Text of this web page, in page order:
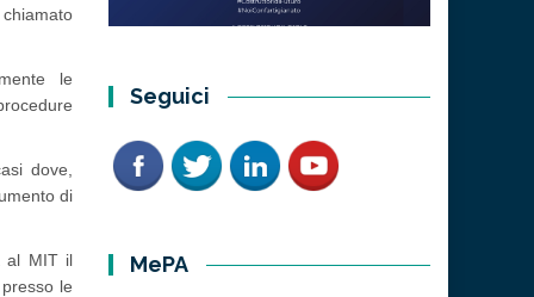
le
dove,
di
al MIT il
le
Seguici
MePA